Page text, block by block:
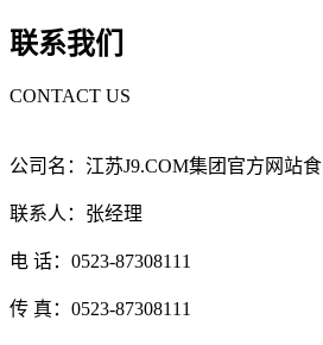
联系我们
CONTACT US
公司名：江苏J9.COM集团官方网站
联系人：张经理
电 话：0523-87308111
传 真：0523-87308111